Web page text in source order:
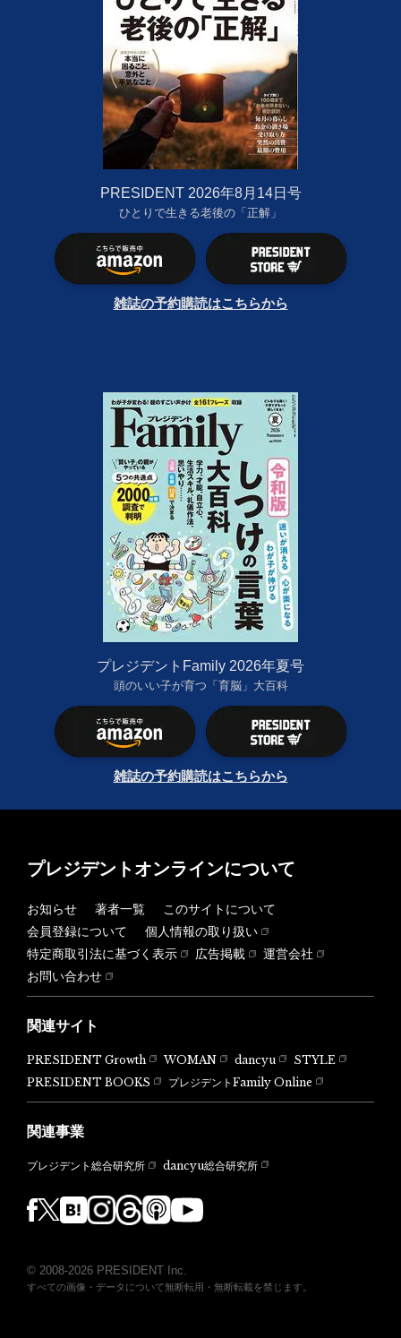
PRESIDENT 2026年8月14日号
ひとりで生きる老後の「正解」
雑誌の予約購読はこちらから
プレジデントFamily 2026年夏号
頭のいい子が育つ「育脳」大百科
雑誌の予約購読はこちらから
プレジデントオンラインについて
お知らせ 著者一覧
このサイトについて
会員登録について
個人情報の取り扱い
特定商取引法に基づく表示
広告掲載
運営会社
お問い合わせ
関連サイト
PRESIDENT Growth WOMAN dancyu
STYLE
PRESIDENT BOOKS
プレジデントFamily Online
関連事業
プレジデント総合研究所 dancyu総合研究所
© 2008-2026 PRESIDENT Inc.
すべての画像・データについて無断転用・無断転載を禁じます。